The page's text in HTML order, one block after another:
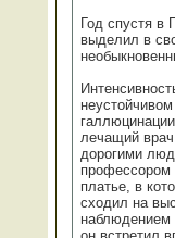
Год спустя в
выделил в
лечащий
дорогими
профессором
платье, в
сходил на
наблюдением